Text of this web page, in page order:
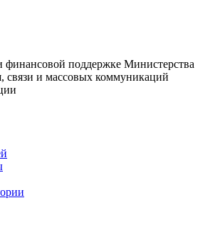
поддержке Министерства
связи и массовых коммуникаций